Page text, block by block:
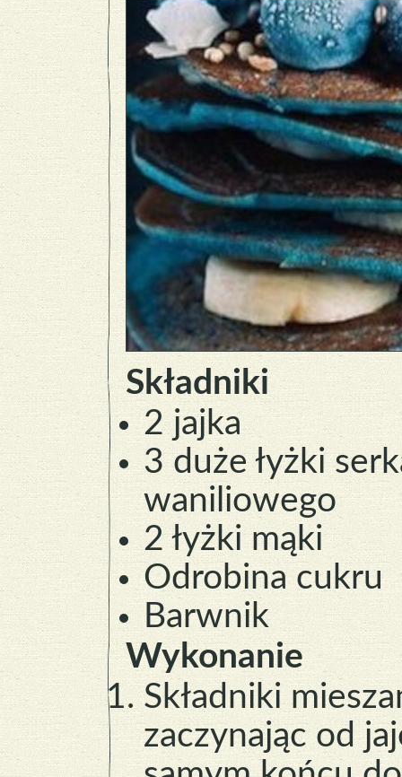
Składniki
2 jajka
3 duże łyżki
waniliowego
2 łyżki mąki
Odrobina cukru
Barwnik
Wykonanie
Składniki
zaczynając od